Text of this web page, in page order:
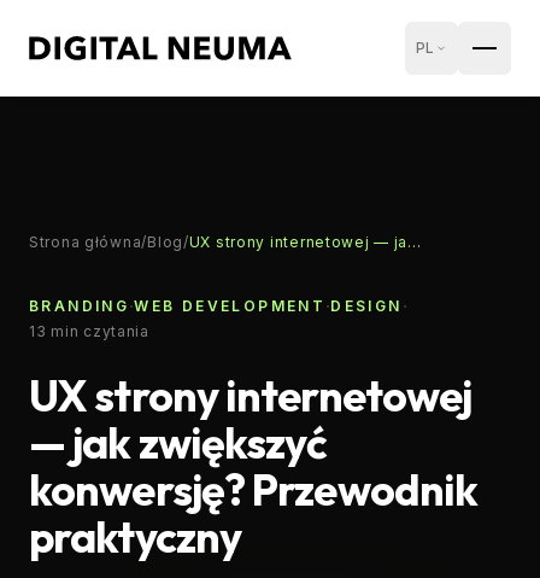
PL
Strona główna/Blog/ UX strony internetowej — jak zwiększyć konwersję? Przewodnik praktyczny
BRANDING ·WEB DEVELOPMENT ·DESIGN ·
13 min czytania
UX strony internetowej
— jak zwiększyć
konwersję? Przewodnik
praktyczny